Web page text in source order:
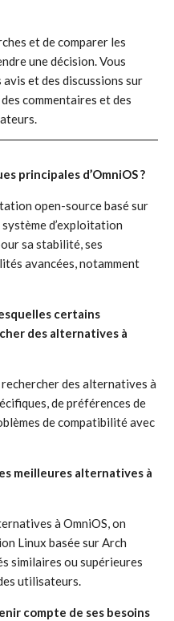
et de comparer les
une décision. Vous
et des discussions sur
commentaires et des
principales d’OmniOS ?
open-source basé sur
d’exploitation
sa stabilité, ses
avancées, notamment
certains
des alternatives à
des alternatives à
de préférences de
de compatibilité avec
meilleures alternatives à
à OmniOS, on
Linux basée sur Arch
similaires ou supérieures
utilisateurs.
compte de ses besoins